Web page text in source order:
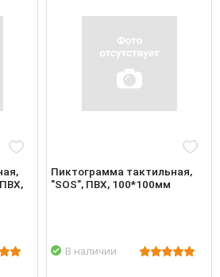
Пиктограмма тактильная,
"SOS", ПВХ, 100*100мм
В наличии
Подробнее Войти